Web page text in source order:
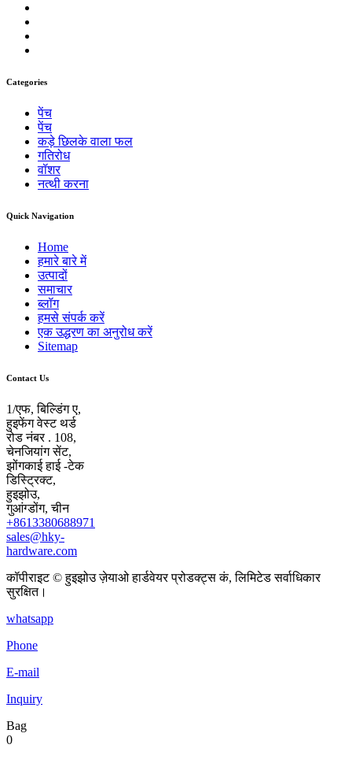
Categories
पेंच
पेंच
कड़े छिलके वाला फल
गतिरोध
वॉशर
नत्थी करना
Quick Navigation
Home
हमारे बारे में
उत्पादों
समाचार
ब्लॉग
हमसे संपर्क करें
एक उद्धरण का अनुरोध करें
Sitemap
Contact Us
1/एफ, बिल्डिंग ए,
हुइफेंग वेस्ट थर्ड
रोड नंबर . 108,
चेनजियांग सेंट,
झोंगकाई हाई -टेक
डिस्ट्रिक्ट,
हुइझोउ,
गुआंग्डोंग, चीन
+8613380688971
sales@hky-
hardware.com
कॉपीराइट © हुइझोउ ज़ेयाओ हार्डवेयर प्रोडक्ट्स कं, लिमिटेड सर्वाधिकार
सुरक्षित।
whatsapp
Phone
E-mail
Inquiry
Bag
0